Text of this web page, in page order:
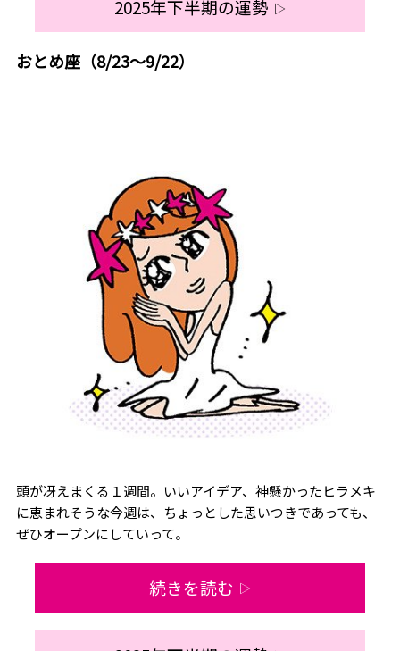
2025年下半期の運勢 ▷
おとめ座（8/23～9/22）
頭が冴えまくる１週間。いいアイデア、神懸かったヒラメキ
に恵まれそうな今週は、ちょっとした思いつきであっても、
ぜひオープンにしていって。
続きを読む ▷